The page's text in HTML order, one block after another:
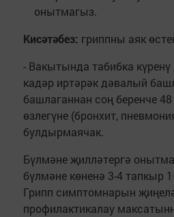
онытмагыз.
Кисәтәбез: гриппны аяк
- Вакытында табибка
кадәр иртәрәк дәвалый
башлаганнан соң беренче
өзлегүне (бронхит,
булдырмаячак.
Бүлмәне җилләтергә
бүлмәне көненә 3-4 тапкыр
Грипп симптомнарын
профилактикалау